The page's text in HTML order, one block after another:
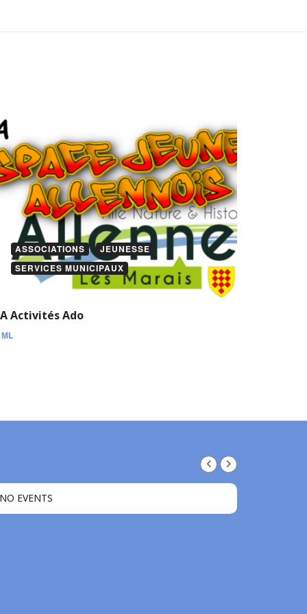
ASSOCIATIONS
JEUNESSE
SERVICES MUNICIPAUX
Activités Ado
ML
NO EVENTS